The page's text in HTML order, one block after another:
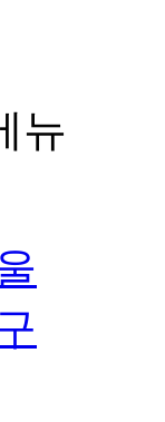
뉴